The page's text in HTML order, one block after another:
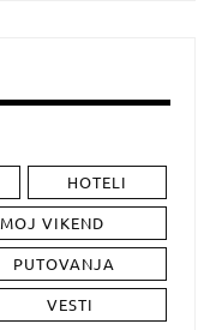
HOTELI
MOJ VIKEND
PUTOVANJA
VESTI